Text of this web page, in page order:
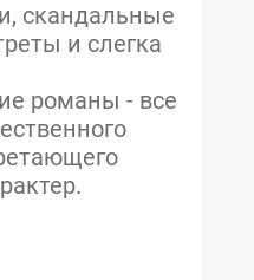
скандальные
и слегка
романы - все